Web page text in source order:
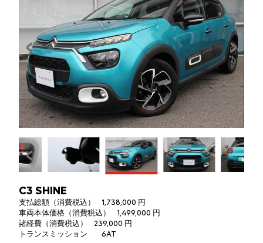
C3 SHINE
支払総額（消費税込）
1,738,000 円
車両本体価格（消費税込）
1,499,000 円
諸経費（消費税込）
239,000 円
トランスミッション
6AT